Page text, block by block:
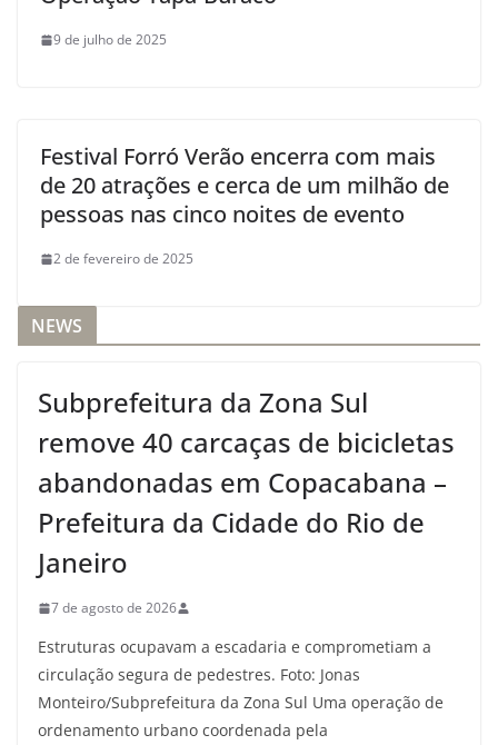
9 de julho de 2025
Festival Forró Verão encerra com mais
de 20 atrações e cerca de um milhão de
pessoas nas cinco noites de evento
2 de fevereiro de 2025
NEWS
Subprefeitura da Zona Sul
remove 40 carcaças de bicicletas
abandonadas em Copacabana –
Prefeitura da Cidade do Rio de
Janeiro
7 de agosto de 2026
Estruturas ocupavam a escadaria e comprometiam a
circulação segura de pedestres. Foto: Jonas
Monteiro/Subprefeitura da Zona Sul Uma operação de
ordenamento urbano coordenada pela